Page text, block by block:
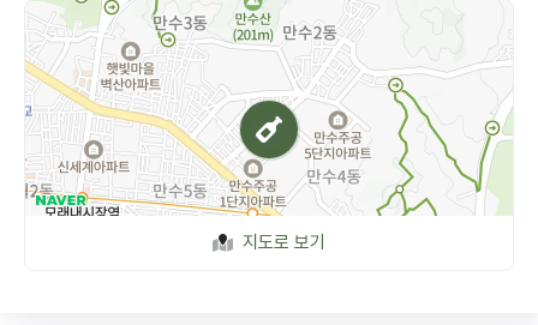
지도로 보기